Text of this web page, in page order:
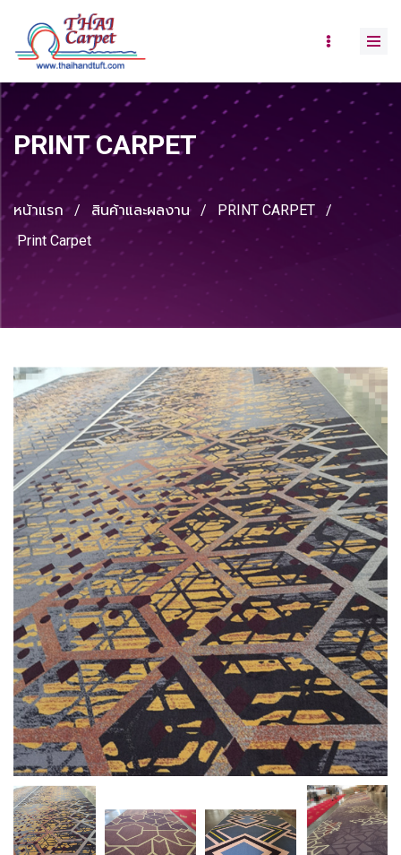
PRINT CARPET
หน้าแรก / สินค้าและผลงาน / PRINT CARPET
/
Print Carpet